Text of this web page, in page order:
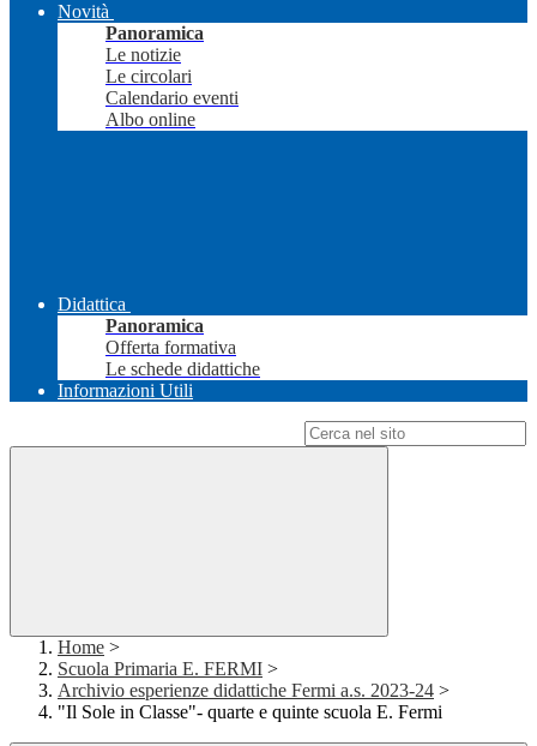
Novità
Panoramica
Le notizie
Le circolari
Calendario eventi
Albo online
Didattica
Panoramica
Offerta formativa
Le schede didattiche
Informazioni Utili
Home >
Scuola Primaria E. FERMI >
Archivio esperienze didattiche Fermi a.s. 2023-24 >
"Il Sole in Classe"- quarte e quinte scuola E. Fermi